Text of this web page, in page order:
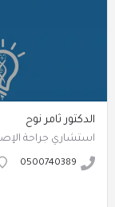
الدكتور ثامر نوح
استشاري جراحة
0500740389